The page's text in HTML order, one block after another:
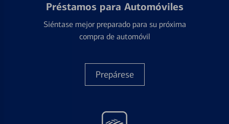
Préstamos para Automóviles
Siéntase mejor preparado para su próxima
compra de automóvil
Prepárese